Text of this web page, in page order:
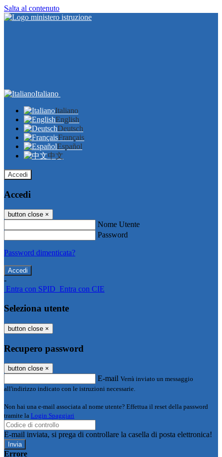
Salta al contenuto
Italiano
Italiano
English
Deutsch
Français
Español
中文
Accedi
Accedi
button close ×
Nome Utente
Password
Password dimenticata?
-
Entra con SPID Entra con CIE
Seleziona utente
button close ×
Recupero password
button close ×
E-mail Verrà inviato un messaggio
all'indirizzo indicato con le istruzioni necessarie.
Non hai una e-mail associata al nome utente? Effettua il reset della password
tramite la Login Spaggiari
E-mail inviata, si prega di controllare la casella di posta elettronica!
Errore